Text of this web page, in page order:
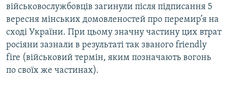
військовослужбовців загинули після підписання 5
вересня мінських домовленостей про перемир’я на
сході України. При цьому значну частину цих втрат
росіяни зазнали в результаті так званого friendly
fire (військовий термін, яким позначають вогонь
по своїх же частинах).